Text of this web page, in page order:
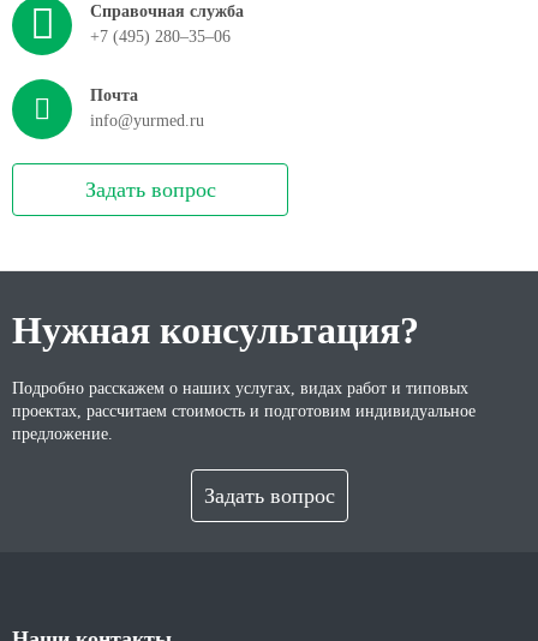
Справочная служба
+7 (495) 280–35–06
Почта
info@yurmed.ru
Задать вопрос
Нужная консультация?
Подробно расскажем о наших услугах, видах работ и типовых
проектах, рассчитаем стоимость и подготовим индивидуальное
предложение.
Задать вопрос